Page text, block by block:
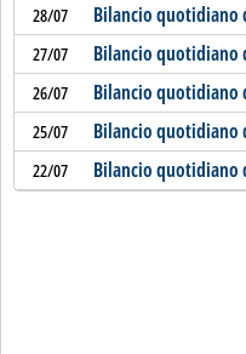
28/07 Bilancio quotidiano
27/07 Bilancio quotidiano
26/07 Bilancio quotidiano
25/07 Bilancio quotidiano
22/07 Bilancio quotidiano